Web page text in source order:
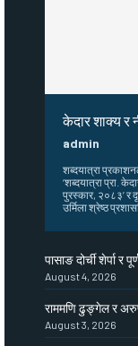
केदार शाक्य र
admin
शब्दयात्रा
‘शब्दयात्रा प्रा.
पुरस्कार, २०८३’ र
उर्मिला श्रेष्ठ
पासाङ दोर्ची शेर्पा र
August 4, 2026
राममणि ढुङ्गेल र
August 3, 2026